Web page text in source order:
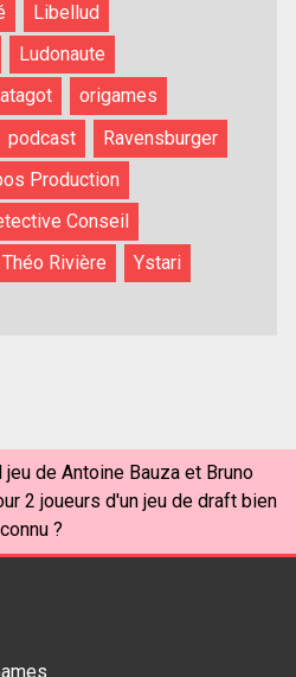
Libellud
Ludonaute
origames
podcast
Ravensburger
Production
Conseil
Théo Rivière
Ystari
jeu de Antoine Bauza et Bruno
2 joueurs d'un jeu de draft bien
connu ?